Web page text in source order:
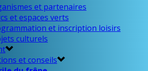
et partenaires
et espaces verts
et inscription loisirs
culturels
et conseils